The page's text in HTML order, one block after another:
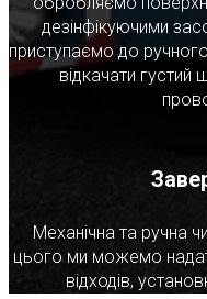
дезінфікуючими
приступаємо до
відкачати
Механічна та ручна
цього ми можемо
відходів,